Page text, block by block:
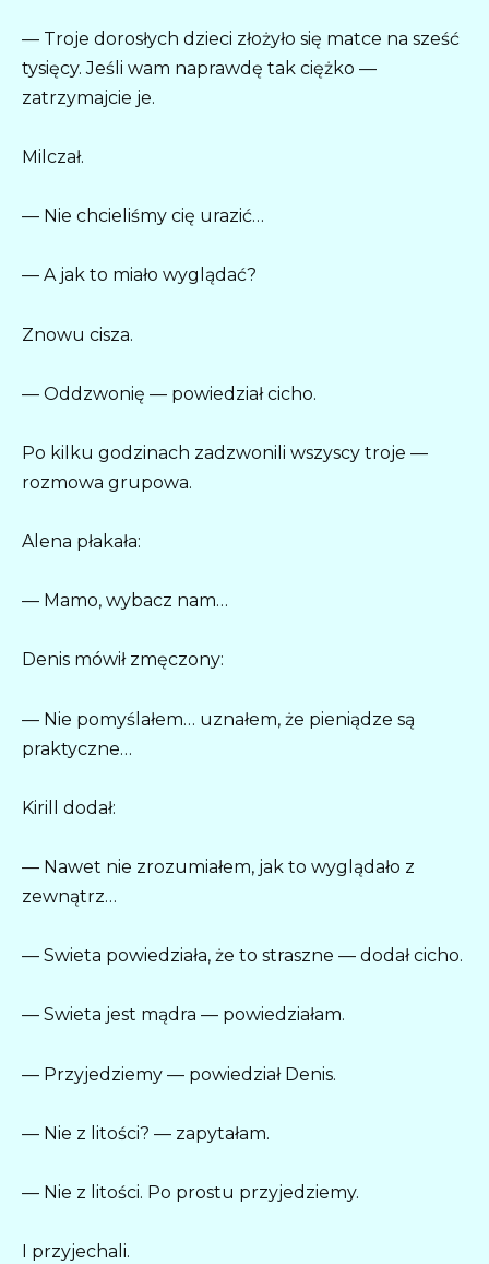
— Troje dorosłych dzieci złożyło się matce na sześć
tysięcy. Jeśli wam naprawdę tak ciężko —
zatrzymajcie je.
Milczał.
— Nie chcieliśmy cię urazić…
— A jak to miało wyglądać?
Znowu cisza.
— Oddzwonię — powiedział cicho.
Po kilku godzinach zadzwonili wszyscy troje —
rozmowa grupowa.
Alena płakała:
— Mamo, wybacz nam…
Denis mówił zmęczony:
— Nie pomyślałem… uznałem, że pieniądze są
praktyczne…
Kirill dodał:
— Nawet nie zrozumiałem, jak to wyglądało z
zewnątrz…
— Swieta powiedziała, że to straszne — dodał cicho.
— Swieta jest mądra — powiedziałam.
— Przyjedziemy — powiedział Denis.
— Nie z litości? — zapytałam.
— Nie z litości. Po prostu przyjedziemy.
I przyjechali.